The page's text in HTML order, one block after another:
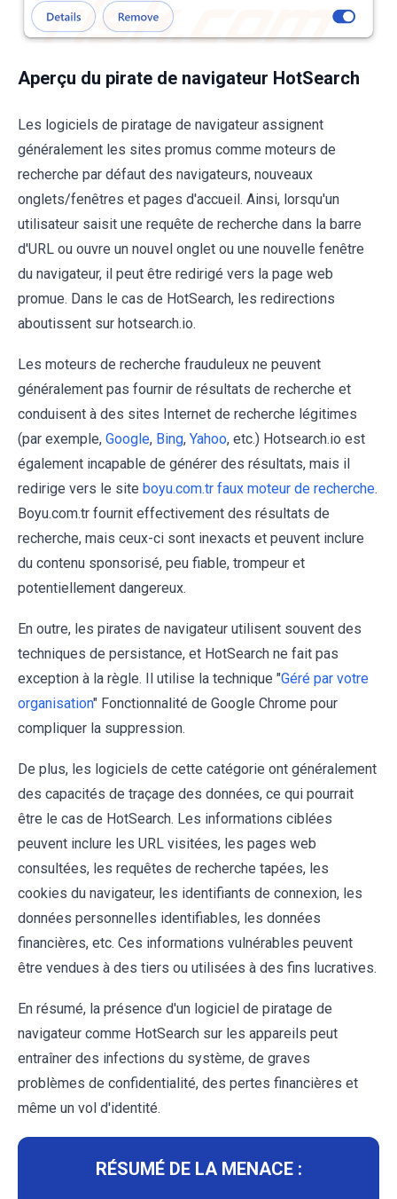
Aperçu du pirate de navigateur HotSearch
Les logiciels de piratage de navigateur assignent
généralement les sites promus comme moteurs de
recherche par défaut des navigateurs, nouveaux
onglets/fenêtres et pages d'accueil. Ainsi, lorsqu'un
utilisateur saisit une requête de recherche dans la barre
d'URL ou ouvre un nouvel onglet ou une nouvelle fenêtre
du navigateur, il peut être redirigé vers la page web
promue. Dans le cas de HotSearch, les redirections
aboutissent sur hotsearch.io.
Les moteurs de recherche frauduleux ne peuvent
généralement pas fournir de résultats de recherche et
conduisent à des sites Internet de recherche légitimes
(par exemple, Google, Bing, Yahoo, etc.) Hotsearch.io est
également incapable de générer des résultats, mais il
redirige vers le site boyu.com.tr faux moteur de recherche.
Boyu.com.tr fournit effectivement des résultats de
recherche, mais ceux-ci sont inexacts et peuvent inclure
du contenu sponsorisé, peu fiable, trompeur et
potentiellement dangereux.
En outre, les pirates de navigateur utilisent souvent des
techniques de persistance, et HotSearch ne fait pas
exception à la règle. Il utilise la technique "Géré par votre
organisation" Fonctionnalité de Google Chrome pour
compliquer la suppression.
De plus, les logiciels de cette catégorie ont généralement
des capacités de traçage des données, ce qui pourrait
être le cas de HotSearch. Les informations ciblées
peuvent inclure les URL visitées, les pages web
consultées, les requêtes de recherche tapées, les
cookies du navigateur, les identifiants de connexion, les
données personnelles identifiables, les données
financières, etc. Ces informations vulnérables peuvent
être vendues à des tiers ou utilisées à des fins lucratives.
En résumé, la présence d'un logiciel de piratage de
navigateur comme HotSearch sur les appareils peut
entraîner des infections du système, de graves
problèmes de confidentialité, des pertes financières et
même un vol d'identité.
RÉSUMÉ DE LA MENACE :